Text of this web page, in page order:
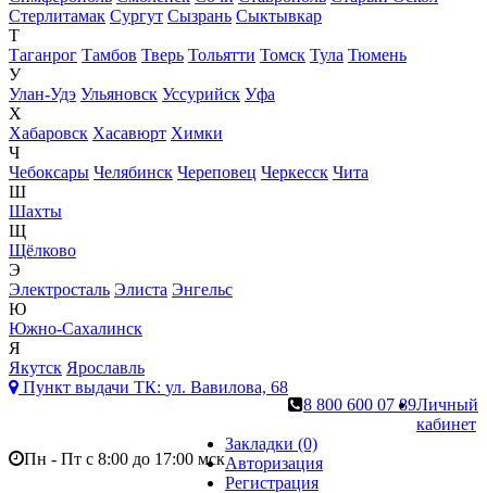
Стерлитамак Сургут Сызрань Сыктывкар
Т
Таганрог Тамбов Тверь Тольятти Томск Тула Тюмень
У
Улан-Удэ Ульяновск Уссурийск Уфа
Х
Хабаровск Хасавюрт Химки
Ч
Чебоксары Челябинск Череповец Черкесск Чита
Ш
Шахты
Щ
Щёлково
Э
Электросталь Элиста Энгельс
Ю
Южно-Сахалинск
Я
Якутск Ярославль
Пункт выдачи ТК: ул. Вавилова, 68
8 800 600 07 89
Пн - Пт с 8:00 до 17:00 мск
Личный
кабинет
Закладки (0)
Авторизация
Регистрация